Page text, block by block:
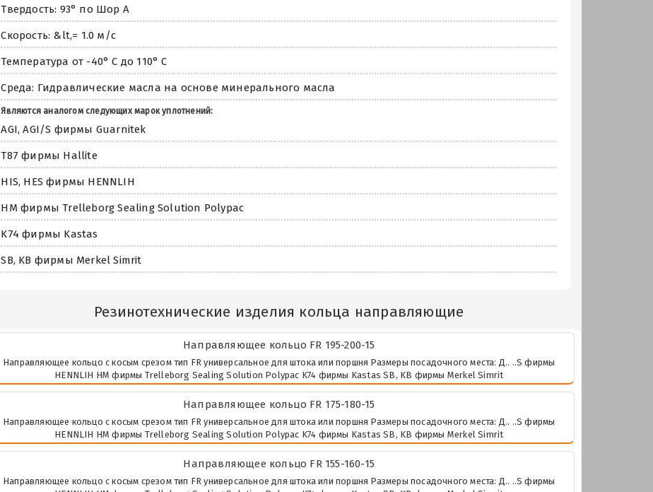
Твердость: 93° по Шор А
Скорость: &lt,= 1.0 м/с
Температура от -40° C до 110° C
Среда: Гидравлические масла на основе минерального масла
Являются аналогом следующих марок уплотнений:
AGI, AGI/S фирмы Guarnitek
T87 фирмы Hallite
HIS, HES фирмы HENNLIH
HM фирмы Trelleborg Sealing Solution Polypac
K74 фирмы Kastas
SB, KB фирмы Merkel Simrit
Резинотехнические изделия кольца направляющие
Направляющее кольцо FR 195-200-15
Направляющее кольцо с косым срезом тип FR универсальное для штока или поршня Размеры посадочного места: Д.. ..S фирмы
HENNLIH HM фирмы Trelleborg Sealing Solution Polypac K74 фирмы Kastas SB, KB фирмы Merkel Simrit
Направляющее кольцо FR 175-180-15
Направляющее кольцо с косым срезом тип FR универсальное для штока или поршня Размеры посадочного места: Д.. ..S фирмы
HENNLIH HM фирмы Trelleborg Sealing Solution Polypac K74 фирмы Kastas SB, KB фирмы Merkel Simrit
Направляющее кольцо FR 155-160-15
Направляющее кольцо с косым срезом тип FR универсальное для штока или поршня Размеры посадочного места: Д.. ..S фирмы